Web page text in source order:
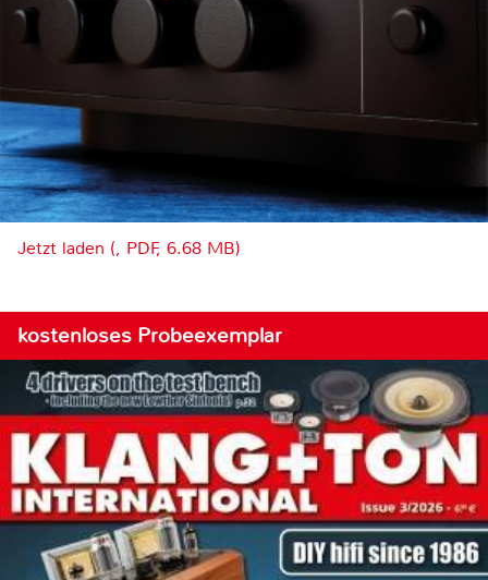
Jetzt laden (, PDF, 6.68 MB)
kostenloses Probeexemplar